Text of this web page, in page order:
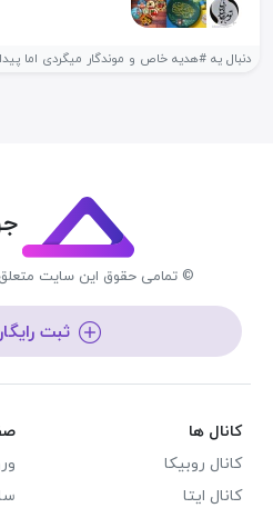
دنبال یه #هدیه خاص و موندگار میگردی اما
© تمامی حقوق این سایت
ثبت
کانال ها
کانال روبیکا
کانال ایتا